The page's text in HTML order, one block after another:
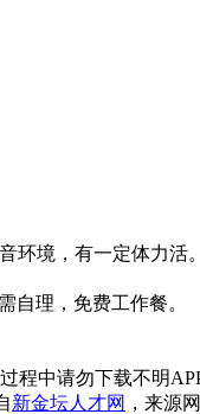
环境，有一定体力活。
自理，免费工作餐。
过程中请勿下载不明
新金坛人才网 ，来源